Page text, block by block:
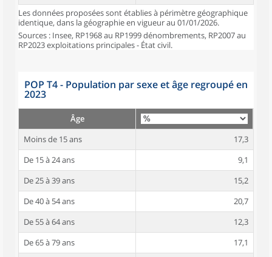
Les données proposées sont établies à périmètre géographique
identique, dans la géographie en vigueur au 01/01/2026.
Sources : Insee, RP1968 au RP1999 dénombrements, RP2007 au
RP2023 exploitations principales - État civil.
POP T4 - Population par sexe et âge regroupé en
2023
Âge
Moins de 15 ans
17,3
De 15 à 24 ans
9,1
De 25 à 39 ans
15,2
De 40 à 54 ans
20,7
De 55 à 64 ans
12,3
De 65 à 79 ans
17,1